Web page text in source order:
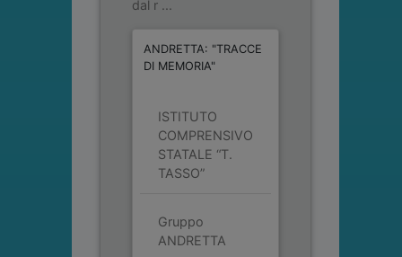
dal r ...
ANDRETTA: "TRACCE
DI MEMORIA"
ISTITUTO
COMPRENSIVO
STATALE “T.
TASSO”
Gruppo
ANDRETTA